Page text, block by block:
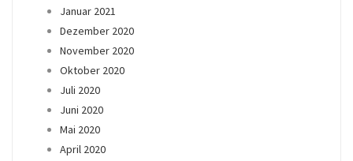
Januar 2021
Dezember 2020
November 2020
Oktober 2020
Juli 2020
Juni 2020
Mai 2020
April 2020